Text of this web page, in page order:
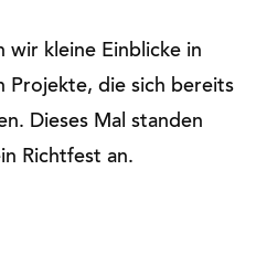
wir kleine Einblicke in
Projekte, die sich bereits
Dieses Mal standen
Richtfest an.